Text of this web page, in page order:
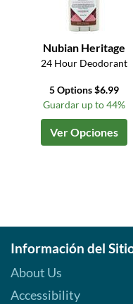
Nubian Heritage
24 Hour Deodorant
5 Options $6.99
Guardar up to 44%
Ver Opciones
Información del
About Us
Accessibility